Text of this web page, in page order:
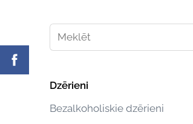
Dzērieni
Bezalkoholiskie dzērieni